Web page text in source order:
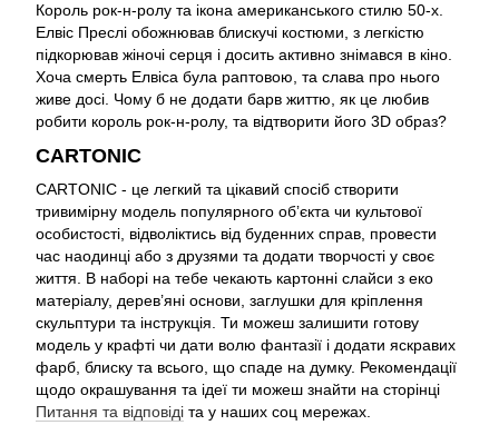
Король рок-н-ролу та ікона американського стилю 50-х.
Елвіс Преслі обожнював блискучі костюми, з легкістю
підкорював жіночі серця і досить активно знімався в кіно.
Хоча смерть Елвіса була раптовою, та слава про нього
живе досі. Чому б не додати барв життю, як це любив
робити король рок-н-ролу, та відтворити його 3D образ?
CARTONIC
CARTONIC - це легкий та цікавий спосіб створити
тривимірну модель популярного обʼєкта чи культової
особистості, відволіктись від буденних справ, провести
час наодинці або з друзями та додати творчості у своє
життя. В наборі на тебе чекають картонні слайси з еко
матеріалу, дерев’яні основи, заглушки для кріплення
скульптури та інструкція. Ти можеш залишити готову
модель у крафті чи дати волю фантазії і додати яскравих
фарб, блиску та всього, що спаде на думку. Рекомендації
щодо окрашування та ідеї ти можеш знайти на сторінці
Питання та відповіді та у наших соц мережах.